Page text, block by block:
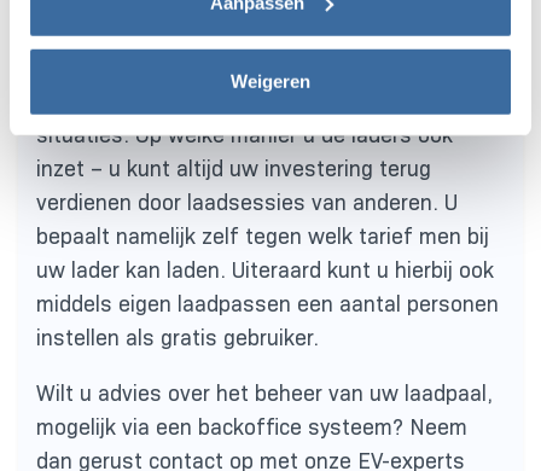
privacybeleid.
Weigeren
verrekenen van laadsessies met externe
gebruikers. Bijvoorbeeld als eigenaar van een
situaties. Op welke manier u de laders ook
inzet – u kunt altijd uw investering terug
verdienen door laadsessies van anderen. U
bepaalt namelijk zelf tegen welk tarief men bij
uw lader kan laden. Uiteraard kunt u hierbij ook
middels eigen laadpassen een aantal personen
instellen als gratis gebruiker.
Wilt u advies over het beheer van uw laadpaal,
mogelijk via een backoffice systeem? Neem
dan gerust contact op met onze EV-experts